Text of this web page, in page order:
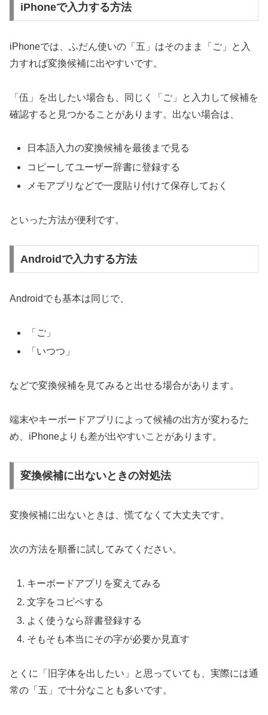
iPhoneで入力する方法
iPhoneでは、ふだん使いの「五」はそのまま「ご」と入
力すれば変換候補に出やすいです。
「伍」を出したい場合も、同じく「ご」と入力して候補を
確認すると見つかることがあります。出ない場合は、
日本語入力の変換候補を最後まで見る
コピーしてユーザー辞書に登録する
メモアプリなどで一度貼り付けて保存しておく
といった方法が便利です。
Androidで入力する方法
Androidでも基本は同じで、
「ご」
「いつつ」
などで変換候補を見てみると出せる場合があります。
端末やキーボードアプリによって候補の出方が変わるた
め、iPhoneよりも差が出やすいことがあります。
変換候補に出ないときの対処法
変換候補に出ないときは、慌てなくて大丈夫です。
次の方法を順番に試してみてください。
キーボードアプリを変えてみる
文字をコピペする
よく使うなら辞書登録する
そもそも本当にその字が必要か見直す
とくに「旧字体を出したい」と思っていても、実際には通
常の「五」で十分なことも多いです。